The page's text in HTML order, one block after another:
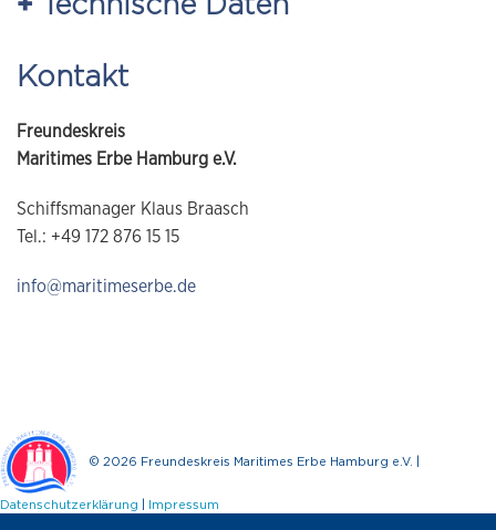
Kontakt
Freundeskreis
Maritimes Erbe Hamburg e.V.
Schiffsmanager Klaus Braasch
Tel.: +49 172 876 15 15
info@maritimeserbe.de
© 2026 Freundeskreis Maritimes Erbe Hamburg e.V. |
Datenschutzerklärung Impressum